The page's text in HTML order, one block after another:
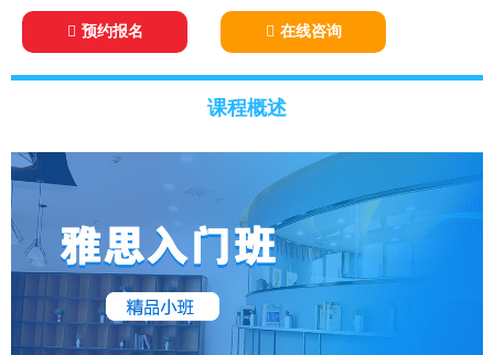
预约报名 在线咨询
课程概述